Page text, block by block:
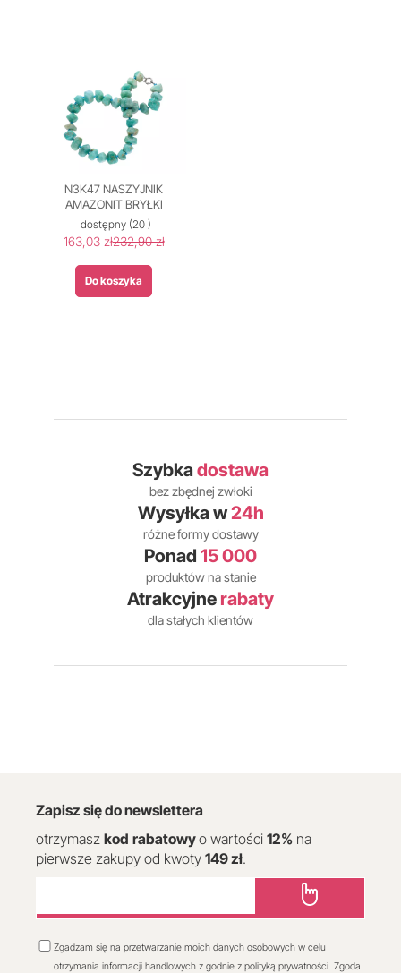
N3K47 NASZYJNIK
AMAZONIT BRYŁKI
dostępny (20 )
163,03 zł232,90 zł
Do koszyka
Szybkadostawa
bez zbędnej zwłoki
Wysyłka w24h
różne formy dostawy
Ponad 15 000
produktów na stanie
Atrakcyjne rabaty
dla stałych klientów
Zapisz się do newslettera
otrzymasz kod rabatowyo wartości 12% na
pierwsze zakupy od kwoty 149 zł.
Zgadzam się na przetwarzanie moich danych osobowych w celu
otrzymania informacji handlowych z godnie z polityką prywatności. Zgoda